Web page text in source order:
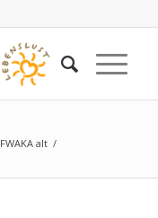
FWAKA alt /